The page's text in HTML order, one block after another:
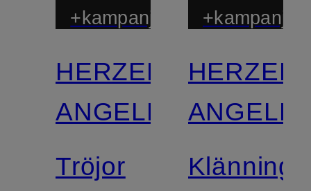
+kampanjrabatt
HERZEN'S
ANGELEGENHEIT
Tröjor
Klänning